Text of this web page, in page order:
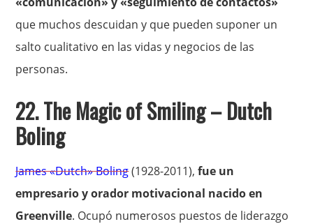
que muchos descuidan y que pueden suponer un
salto cualitativo en las vidas y negocios de las
personas.
22.The Magic of Smiling– Dutch
Boling
James «Dutch» Boling(1928-2011),fue un
empresario y orador motivacional nacido en
Greenville. Ocupó numerosos puestos de liderazgo